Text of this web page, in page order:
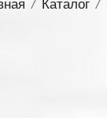
/ Каталог /